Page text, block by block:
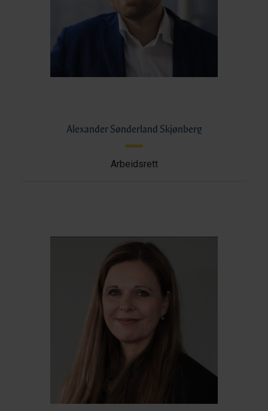
Alexander Sønderland Skjønberg
Arbeidsrett